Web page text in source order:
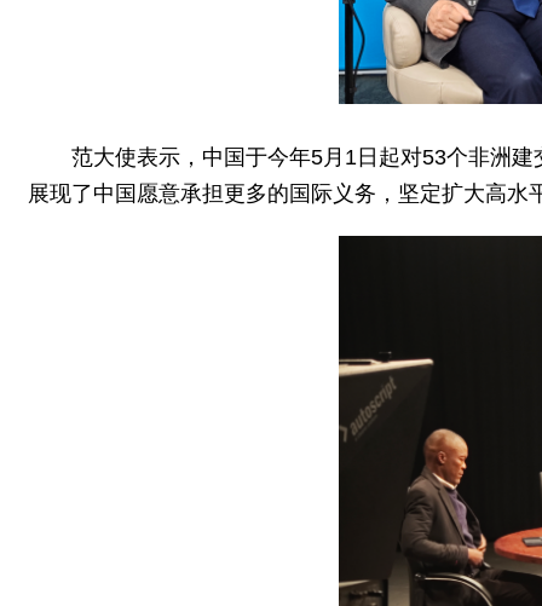
范大使表示，中国于今年5月1日起对53个非洲
展现了中国愿意承担更多的国际义务，坚定扩大高水